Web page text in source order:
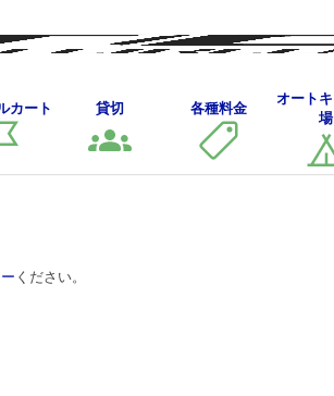
カート 貸切 各種料金
オート
場
新
東
京
サ
RACE 2026／8月15日（
ください。